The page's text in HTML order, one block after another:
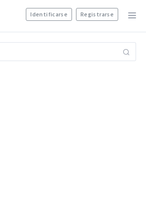
Identificarse Registrarse